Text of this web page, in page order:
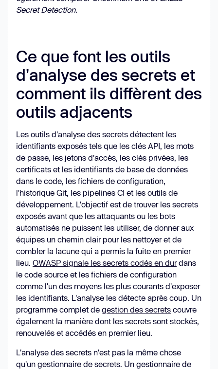
Secret Detection.
Ce que font les outils
d'analyse des secrets et
comment ils diffèrent des
outils adjacents
Les outils d'analyse des secrets détectent les
identifiants exposés tels que les clés API, les mots
de passe, les jetons d'accès, les clés privées, les
certificats et les identifiants de base de données
dans le code, les fichiers de configuration,
l'historique Git, les pipelines CI et les outils de
développement. L'objectif est de trouver les secrets
exposés avant que les attaquants ou les bots
automatisés ne puissent les utiliser, de donner aux
équipes un chemin clair pour les nettoyer et de
combler la lacune qui a permis la fuite en premier
lieu. OWASP signale les secrets codés en durdans
le code source et les fichiers de configuration
comme l'un des moyens les plus courants d'exposer
les identifiants. L'analyse les détecte après coup. Un
programme complet de gestion des secrets couvre
également la manière dont les secrets sont stockés,
renouvelés et accédés en premier lieu.
L'analyse des secrets n'est pas la même chose
qu'un gestionnaire de secrets. Un gestionnaire de